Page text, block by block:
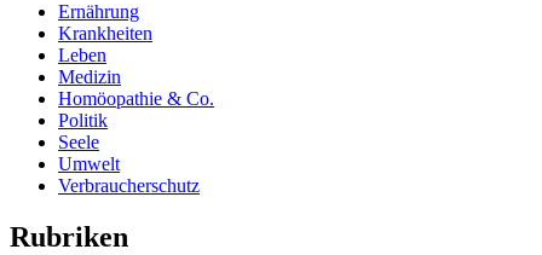
Ernährung
Krankheiten
Leben
Medizin
Homöopathie & Co.
Politik
Seele
Umwelt
Verbraucherschutz
Rubriken